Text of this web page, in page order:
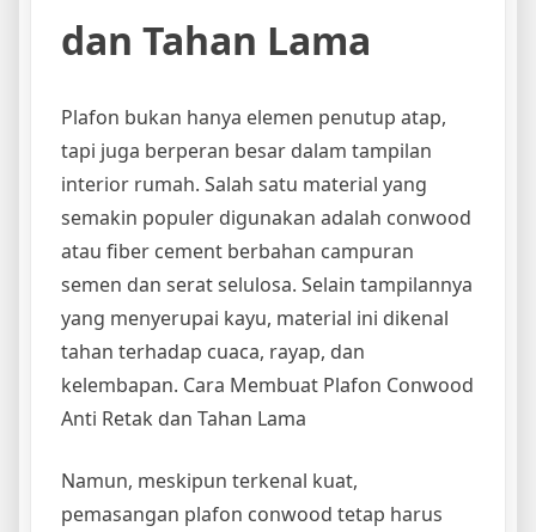
dan Tahan Lama
Plafon bukan hanya elemen penutup atap,
tapi juga berperan besar dalam tampilan
interior rumah. Salah satu material yang
semakin populer digunakan adalah conwood
atau fiber cement berbahan campuran
semen dan serat selulosa. Selain tampilannya
yang menyerupai kayu, material ini dikenal
tahan terhadap cuaca, rayap, dan
kelembapan. Cara Membuat Plafon Conwood
Anti Retak dan Tahan Lama
Namun, meskipun terkenal kuat,
pemasangan plafon conwood tetap harus